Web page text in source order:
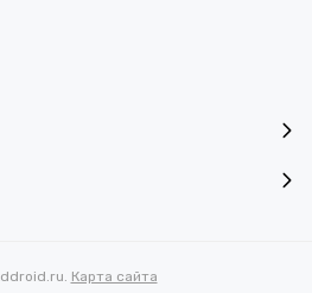
Карта сайта